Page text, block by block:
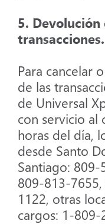
5. Devolución
transacciones.
Para cancelar
de las
de Universal
con servicio al
horas del día,
desde Santo
Santiago: 809-
809-813-
1122, otras
cargos: 1-